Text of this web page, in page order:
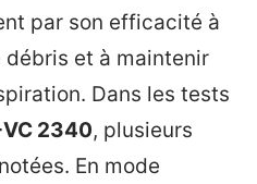
par son efficacité à
et à maintenir
Dans les tests
2340, plusieurs
En mode